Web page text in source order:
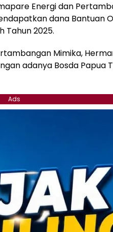
Energi dan
dana Bantuan
Tahun 2025.
Mimika,
adanya Bosda Papua
Ads